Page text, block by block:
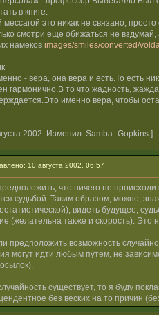
в книге.
мессагой это никак не связано,
смотри еще обижаться не
намеков images/smiles/converted/
- вера, она вера и есть.То есть
гармонично.В то что жадность,
именно вера, чтобы
2002: Изменил: Samba_Gopkins ]
10 августа 2002, 06:57
что ничего не
судьбой. Таким образом, можно,
видеть будущее,
(желательна также и скорость). Это
предположить возможность
могут идти любым путем, не
существует, то я буду
без веских на то причин